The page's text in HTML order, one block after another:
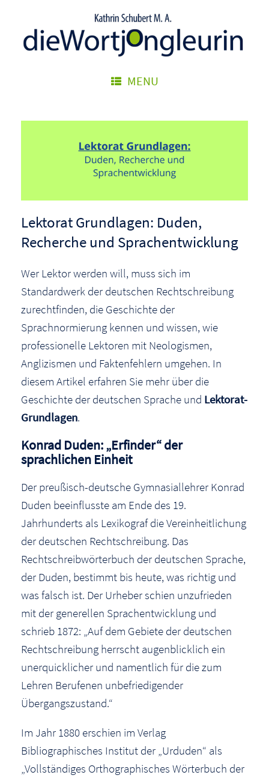
springen
MENU
Lektorat Grundlagen: Duden,
Recherche und Sprachentwicklung
Wer Lektor werden will, muss sich im
Standardwerk der deutschen Rechtschreibung
zurechtfinden, die Geschichte der
Sprachnormierung kennen und wissen, wie
professionelle Lektoren mit Neologismen,
Anglizismen und Faktenfehlern umgehen. In
diesem Artikel erfahren Sie mehr über die
Geschichte der deutschen Sprache und Lektorat-
Grundlagen.
Konrad Duden: „Erfinder“ der
sprachlichen Einheit
Der preußisch-deutsche Gymnasiallehrer Konrad
Duden beeinflusste am Ende des 19.
Jahrhunderts als Lexikograf die Vereinheitlichung
der deutschen Rechtschreibung. Das
Rechtschreibwörterbuch der deutschen Sprache,
der Duden, bestimmt bis heute, was richtig und
was falsch ist. Der Urheber schien unzufrieden
mit der generellen Sprachentwicklung und
schrieb 1872: „Auf dem Gebiete der deutschen
Rechtschreibung herrscht augenblicklich ein
unerquicklicher und namentlich für die zum
Lehren Berufenen unbefriedigender
Übergangszustand.“
Im Jahr 1880 erschien im Verlag
Bibliographisches Institut der „Urduden“ als
„Vollständiges Orthographisches Wörterbuch der